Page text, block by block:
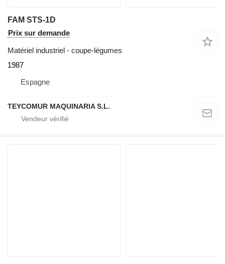
FAM STS-1D
Prix sur demande
Matériel industriel - coupe-légumes
1987
Espagne
TEYCOMUR MAQUINARIA S.L.